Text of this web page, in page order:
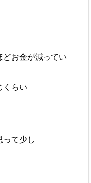
どお金が減ってい
くらい
って少し